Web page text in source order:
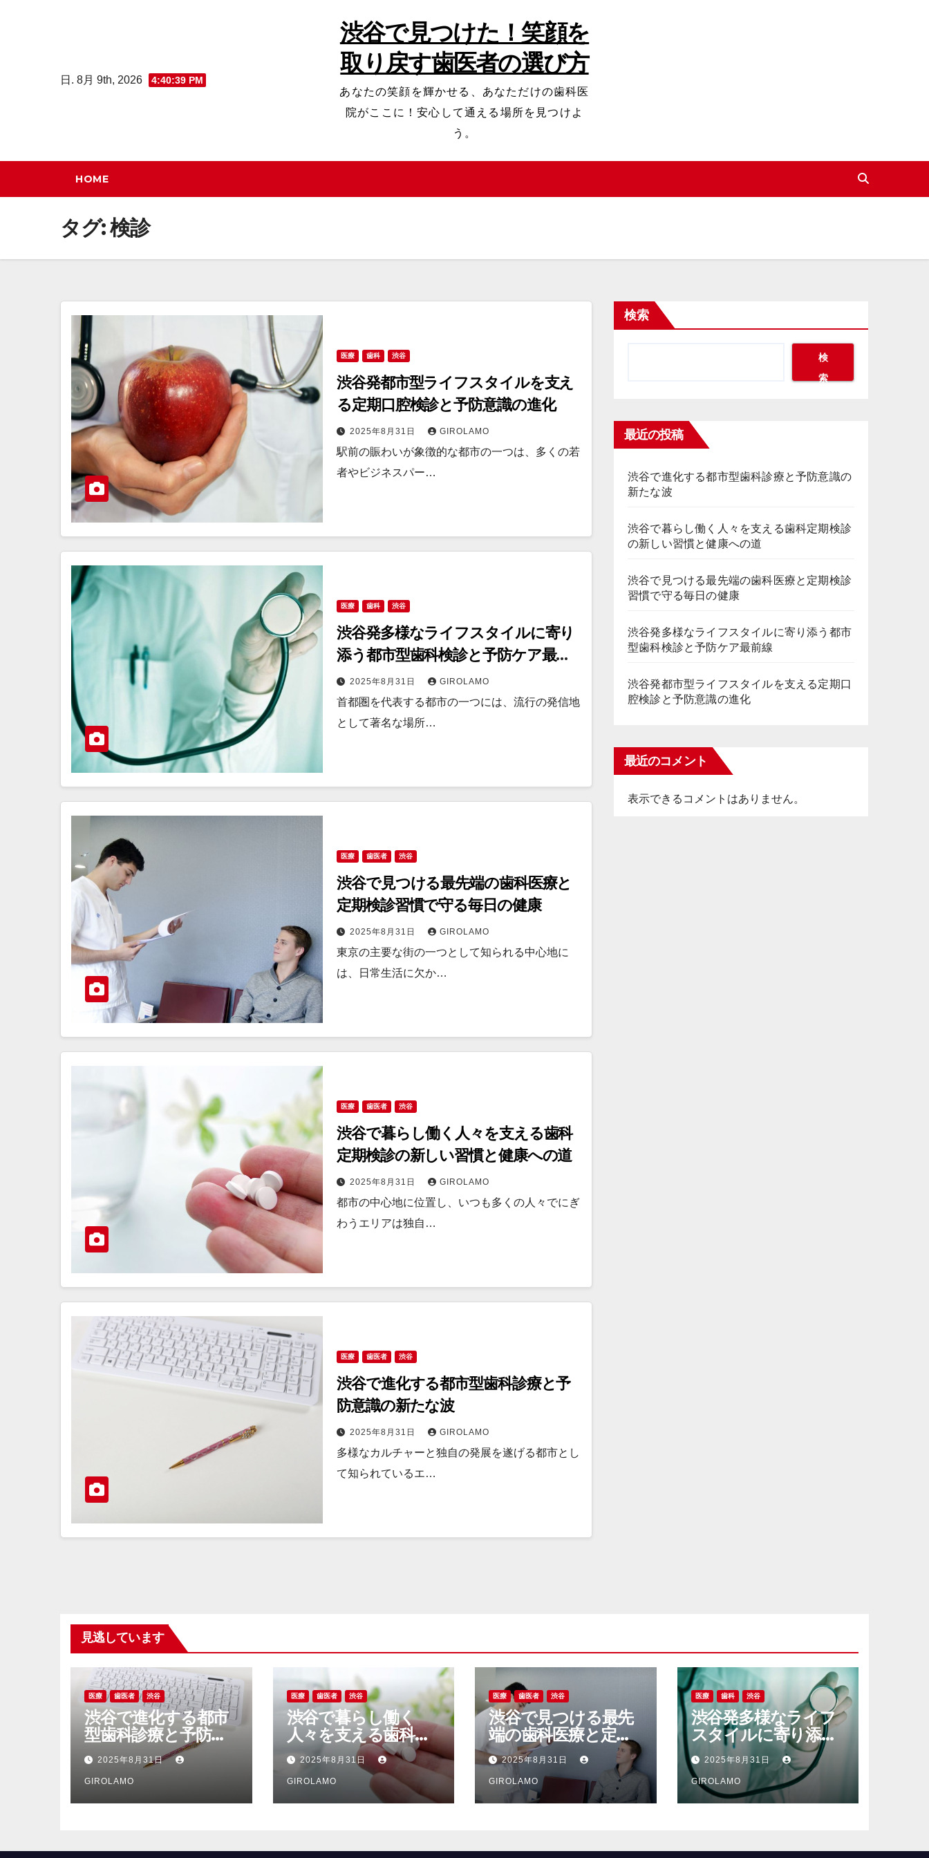
プ
日. 8月 9th, 2026 4:40:39 PM
渋谷で見つけた！笑顔を
取り戻す歯医者の選び方
あなたの笑顔を輝かせる、あなただけの歯科医
院がここに！安心して通える場所を見つけよ
う。
HOME
タグ:検診
医療 歯科 渋谷
渋谷発都市型ライフスタイルを支え
る定期口腔検診と予防意識の進化
2025年8月31日 GIROLAMO
駅前の賑わいが象徴的な都市の一つは、多くの若
者やビジネスパー…
医療 歯科 渋谷
渋谷発多様なライフスタイルに寄り
添う都市型歯科検診と予防ケア最前
線2025年8月31日 GIROLAMO
首都圏を代表する都市の一つには、流行の発信地
として著名な場所…
医療 歯医者 渋谷
渋谷で見つける最先端の歯科医療と
定期検診習慣で守る毎日の健康
2025年8月31日 GIROLAMO
東京の主要な街の一つとして知られる中心地に
は、日常生活に欠か…
医療 歯医者 渋谷
渋谷で暮らし働く人々を支える歯科
定期検診の新しい習慣と健康への道
2025年8月31日 GIROLAMO
都市の中心地に位置し、いつも多くの人々でにぎ
わうエリアは独自…
医療 歯医者 渋谷
渋谷で進化する都市型歯科診療と予
防意識の新たな波
2025年8月31日 GIROLAMO
多様なカルチャーと独自の発展を遂げる都市とし
て知られているエ…
検索
検
索
最近の投稿
渋谷で進化する都市型歯科診療と予防意識の
新たな波
渋谷で暮らし働く人々を支える歯科定期検診
の新しい習慣と健康への道
渋谷で見つける最先端の歯科医療と定期検診
習慣で守る毎日の健康
渋谷発多様なライフスタイルに寄り添う都市
型歯科検診と予防ケア最前線
渋谷発都市型ライフスタイルを支える定期口
腔検診と予防意識の進化
最近のコメント
表示できるコメントはありません。
見逃しています
医療 歯医者 渋谷
渋谷で進化する都市
型歯科診療と予防意
識の新たな波
2025年8月31日
GIROLAMO
医療 歯医者 渋谷
渋谷で暮らし働く
人々を支える歯科定
期検診の新しい習慣
と健康への道
2025年8月31日
GIROLAMO
医療 歯医者 渋谷
渋谷で見つける最先
端の歯科医療と定期
検診習慣で守る毎日
の健康
2025年8月31日
GIROLAMO
医療 歯科 渋谷
渋谷発多様なライフ
スタイルに寄り添う
都市型歯科検診と予
防ケア最前線
2025年8月31日
GIROLAMO